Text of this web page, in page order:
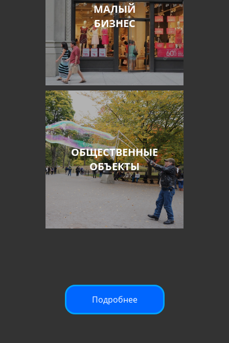
МАЛЫЙ
БИЗНЕС
ОБЩЕСТВЕННЫЕ
ОБЪЕКТЫ
Подробнее